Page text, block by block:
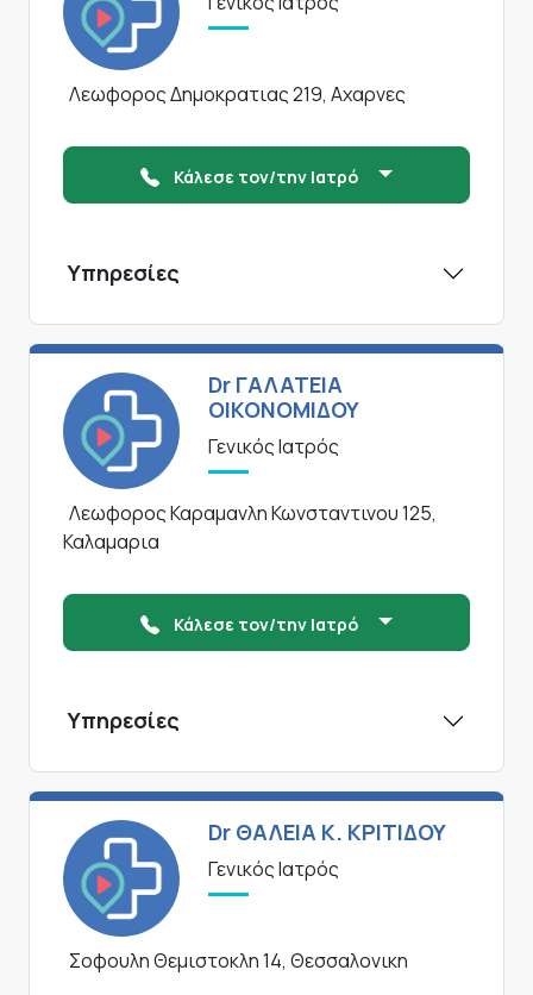
Λεωφορος Δημοκρατιας 219, Αχαρνες
Κάλεσε τον/την Ιατρό
Υπηρεσίες
Dr ΓΑΛΑΤΕΙΑ
ΟΙΚΟΝΟΜΙΔΟΥ
Γενικός Ιατρός
Λεωφορος Καραμανλη Κωνσταντινου 125,
Καλαμαρια
Κάλεσε τον/την Ιατρό
Υπηρεσίες
Dr ΘΑΛΕΙΑ Κ. ΚΡΙΤΙΔΟΥ
Γενικός Ιατρός
Σοφουλη Θεμιστοκλη 14, Θεσσαλονικη